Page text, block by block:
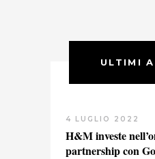
ULTIMI
4 LUGLIO 2022
H&M investe
partnership con